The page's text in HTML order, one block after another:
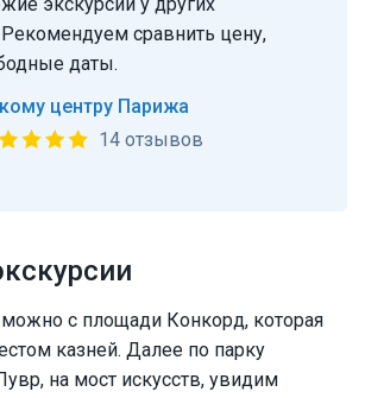
можно с площади Конкорд, которая
казней. Далее по парку
на мост искусств, увидим
сравнить цену,
даты.
центру Парижа
14 отзывов